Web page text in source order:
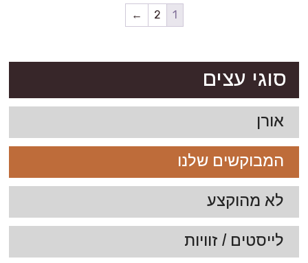
1
2
←
סוגי עצים
אורן
המבוקשים שלנו
לא מהוקצע
לייסטים / זוויות